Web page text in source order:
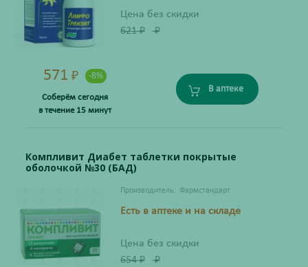
Цена без скидки
621₽ ₽
571 ₽ -8%
Соберём сегодня
в течение 15 минут
В аптеке
Компливит Диабет таблетки покрытые
оболочкой №30 (БАД)
Производитель: Фармстандарт
Есть в аптеке и на складе
Цена без скидки
654₽ ₽